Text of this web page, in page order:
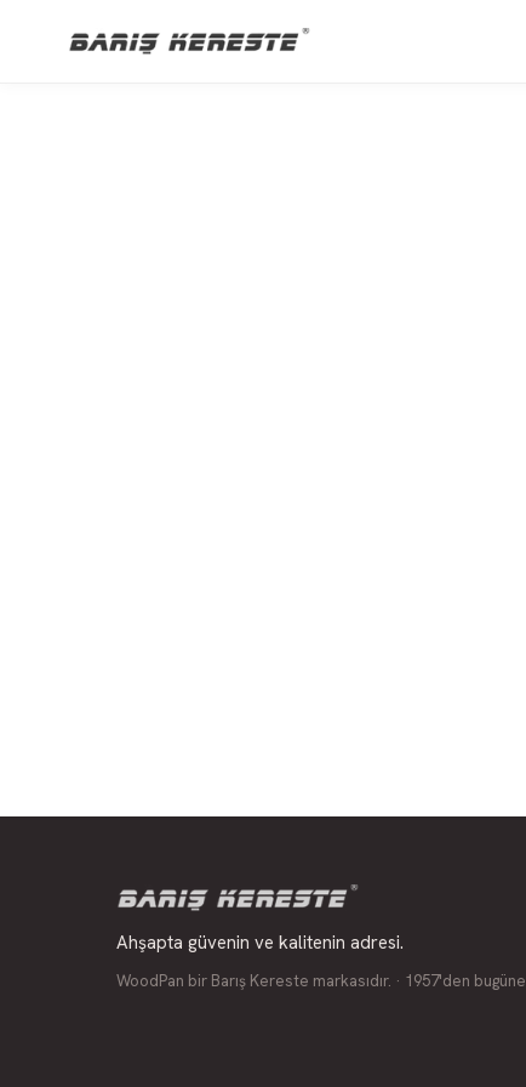
Ahşapta güvenin ve kalitenin adresi.
WoodPan bir Barış Kereste markasıdır. · 1957'den bugüne